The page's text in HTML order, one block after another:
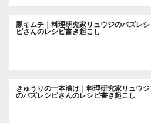
豚キムチ｜料理研究家リュウジのバズレシ
ピさんのレシピ書き起こし
きゅうりの一本漬け｜料理研究家リュウジ
のバズレシピさんのレシピ書き起こし